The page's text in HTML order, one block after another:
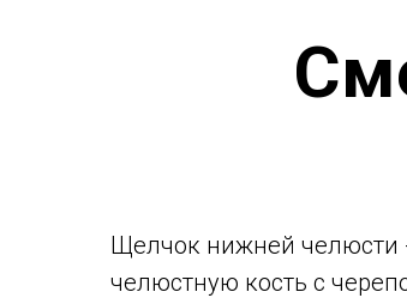
Щелчок нижней челюсти
челюстную кость с